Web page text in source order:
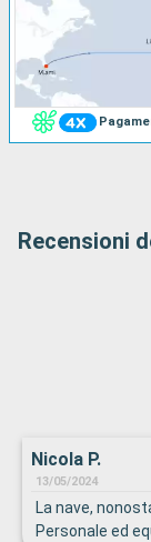
Recensioni
Nicola P.
13/05/2024
La nave,
Personale ed